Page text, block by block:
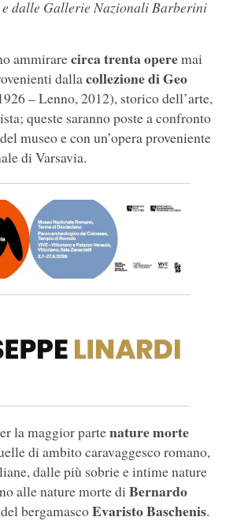
dalle Gallerie Nazionali Barberini
ammirarecirca trenta operemai
dallacollezione di Geo
– Lenno, 2012), storico dell’arte,
queste saranno poste a confronto
museo e con un’opera proveniente
di Varsavia.
la maggior partenature morte
di ambito caravaggesco romano,
dalle più sobrie e intime nature
alle nature morte di Bernardo
bergamascoEvaristo Baschenis.